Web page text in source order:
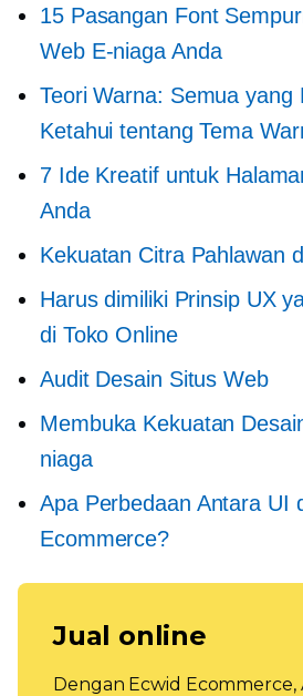
15 Pasangan Font
Web E-niaga Anda
Teori Warna: Semua yang
Ketahui tentang Tema
7 Ide Kreatif untuk
Anda
Kekuatan Citra Pahlawan
Harus dimilikiPrinsip UX
di Toko Online
Audit Desain Situs Web
Membuka Kekuatan
niaga
Apa Perbedaan Antara UI
Ecommerce?
Jual online
Dengan Ecwid Ecommerce,